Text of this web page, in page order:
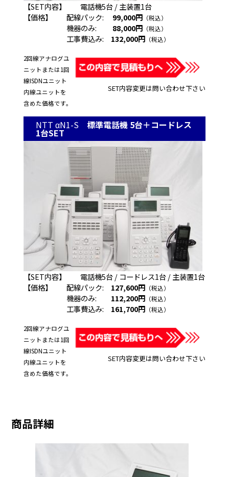
【SET内容】 電話機5台 / 主装置1台
【価格】 配線パック: 99,000円 （税込）
機器のみ: 88,000円 （税込）
工事費込み: 132,000円 （税込）
SET内容変更は問い合わせ下さい
2回線アナログユ
ニットまたは1回
線ISDNユニット
内線ユニットを
含めた価格です。
NTT αN1-S標準電話機 5台＋コードレス
1台SET
【SET内容】 電話機5台 / コードレス1台 / 主装置1台
【価格】 配線パック: 127,600円 （税込）
機器のみ: 112,200円 （税込）
工事費込み: 161,700円 （税込）
SET内容変更は問い合わせ下さい
2回線アナログユ
ニットまたは1回
線ISDNユニット
内線ユニットを
含めた価格です。
商品詳細